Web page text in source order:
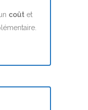
coût et